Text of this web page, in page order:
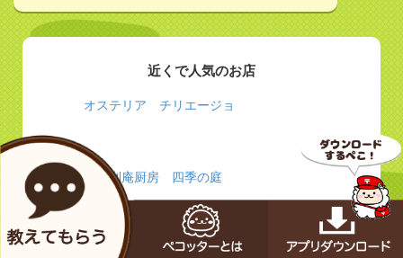
近くで人気のお店
オステリア チリエージョ
伊太利庵厨房 四季の庭
とりとよ